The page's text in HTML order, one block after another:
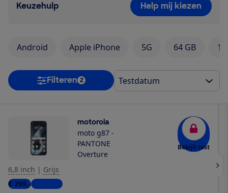
Keuzehulp Help mij kiezen
Android Apple iPhone 5G 64 GB
Filteren 2
motorola
moto g87 -
PANTONE
Overture
Bekijk test
6,8 inch | Grijs
€ 299,-4 winkels